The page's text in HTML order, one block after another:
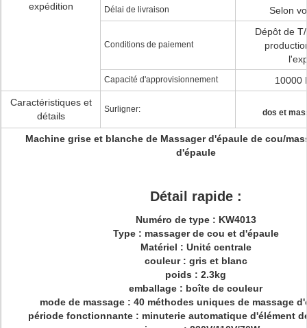
expédition
Délai de livraison Selon
Conditions de paiement
Dépôt de
Capacité d'approvisionnement
10000
Caractéristiques et
détails
Surligner: dos et
Machine grise et blanche de Massager d'épaule de cou/
d'épaule
Détail rapide :
Numéro de type : KW4013
Type : massager de cou et d'épaule
Matériel : Unité centrale
couleur : gris et blanc
poids : 2.3kg
emballage : boîte de couleur
mode de massage : 40 méthodes uniques de massage
période fonctionnante : minuterie automatique d'élément